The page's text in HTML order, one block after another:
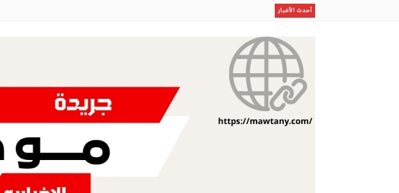
أحدث الأخبار
حين يتحدث الظلام… أسرار الثقوب السوداء بين الحقيقة والخيال
مزرعة بولندية: المزاد الدولي لمزارع إنتاج الصقور وجهة تجمع المنتجين والصقارين وتعزز المنافسة
فلسفة الحياة… حين تصبح الحكمة أساس الأسرة